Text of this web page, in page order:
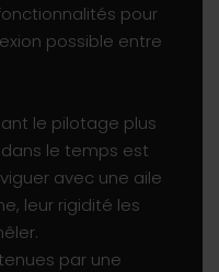
pour
possible entre
le pilotage plus
dans le temps est
avec une aile
leur rigidité les
par une